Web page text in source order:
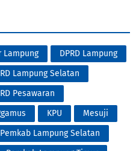
Lampung
DPRD Lampung
Lampung Selatan
Pesawaran
KPU
Mesuji
Pemkab Lampung Selatan